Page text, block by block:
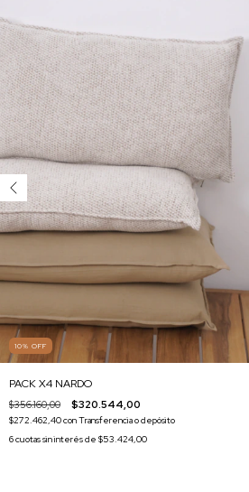
10% OFF
PACK X4 NARDO
$356.160,00 $320.544,00
$272.462,40conTransferencia o depósito
6cuotas sin interés de $53.424,00